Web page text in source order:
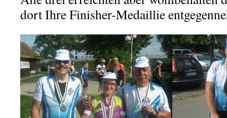
dort Ihre Finisher-Medaillie